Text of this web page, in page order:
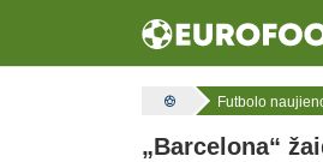
Futbolo
„Barcelona“